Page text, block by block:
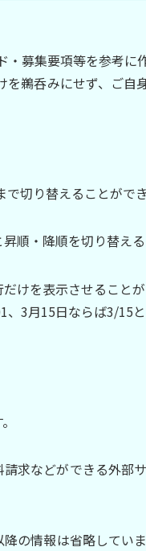
募集要項等を参考に
鵜呑みにせず、ご自
切り替えることができ
順・降順を切り替える
けを表示させることが
、3月15日ならば3/15
求などができる外部
の情報は省略してい